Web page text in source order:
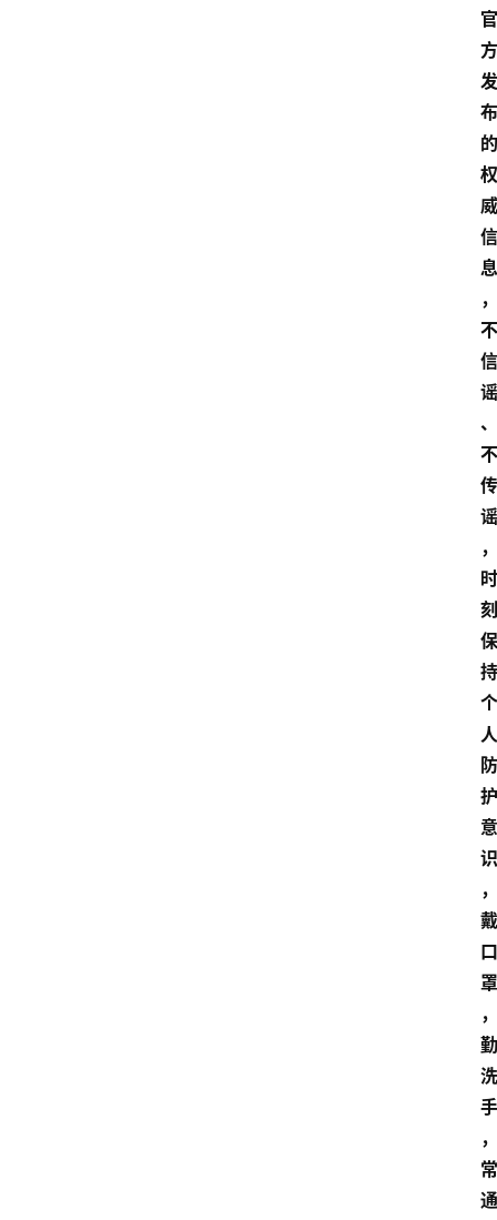
官
方
发
布
的
权
威
信
息
，
不
信
谣
、
不
传
谣
，
时
刻
保
持
个
人
防
护
意
识
，
戴
口
罩
，
勤
洗
手
，
常
通